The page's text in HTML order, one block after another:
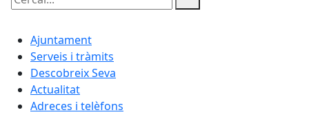
Cercar:
Ajuntament
Serveis i tràmits
Descobreix Seva
Actualitat
Adreces i telèfons